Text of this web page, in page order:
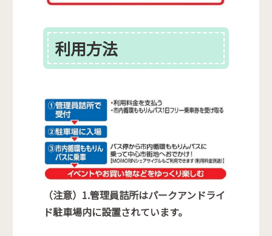
利用方法
（注意）1.管理員詰所はパークアンドライ
ド駐車場内に設置されています。